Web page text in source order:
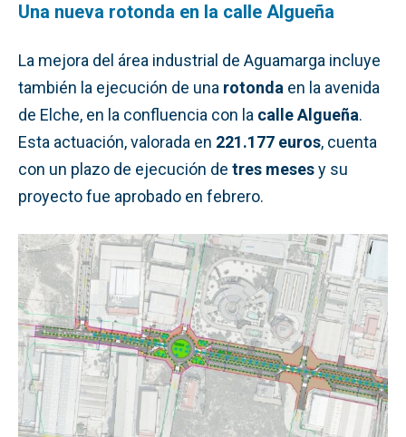
Una nueva rotonda en la calle Algueña
La mejora del área industrial de Aguamarga incluye
también la ejecución de una rotonda en la avenida
de Elche, en la confluencia con la calle Algueña.
Esta actuación, valorada en 221.177 euros, cuenta
con un plazo de ejecución de tres mesesy su
proyecto fue aprobado en febrero.